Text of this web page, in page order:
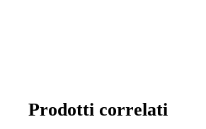
Prodotti correlati